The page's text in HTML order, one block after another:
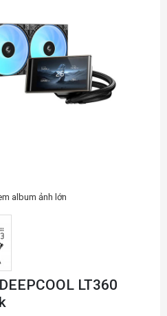
album ảnh lớn
LT360